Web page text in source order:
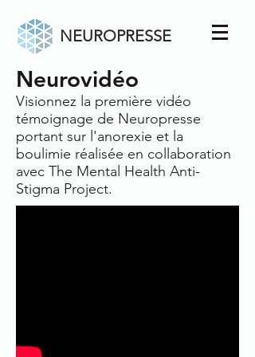
NEUROPRESSE
Neurovidéo
Visionnez la première vidéo
témoignage de Neuropresse
portant sur l'anorexie et la
boulimie réalisée en collaboration
avec The Mental Health Anti-
Stigma Project.